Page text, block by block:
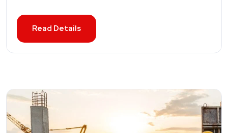
Read Details